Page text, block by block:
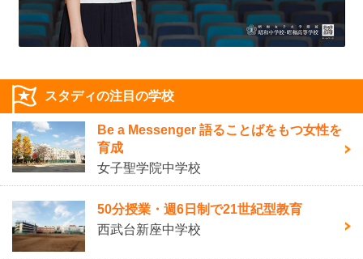
スタディの注目の学校
Be a Messenger 語ることばをもつ女性を
育成
女子聖学院中学校
50分授業・週6日制で21世紀型教育
西武台新座中学校